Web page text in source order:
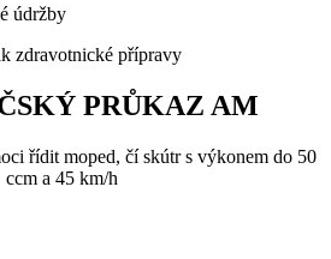
údržby
zdravotnické přípravy
PRŮKAZ AM
řídit moped, čí skútr s výkonem do 50
ccm a 45 km/h